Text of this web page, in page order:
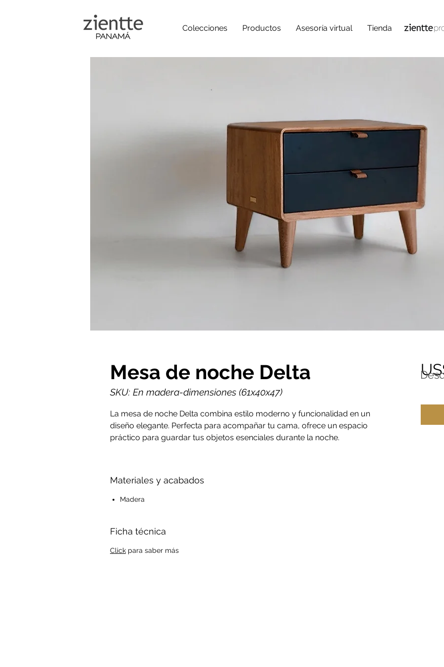
Colecciones Productos Asesoría virtual Tienda
Mesa de noche Delta
SKU: En madera-dimensiones (61x40x47)
La mesa de noche Delta combina estilo moderno y funcionalidad en un
diseño elegante. Perfecta para acompañar tu cama, ofrece un espacio
práctico para guardar tus objetos esenciales durante la noche.
Materiales y acabados
Madera
Ficha técnica
Click para saber más